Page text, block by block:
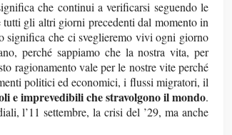
che continui a verificarsi seguendo le
gli altri giorni precedenti dal momento in
significa che ci sveglieremo vivi ogni giorno
perché sappiamo che la nostra vita, per
ragionamento vale per le nostre vite perché
politici ed economici, i flussi migratori, il
e imprevedibili che stravolgono il mondo.
l’11 settembre, la crisi del ’29, ma anche